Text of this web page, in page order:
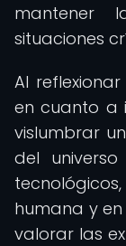
mantener
situaciones
Al reflexionar
en cuanto a
vislumbrar
del
humana y
valorar las